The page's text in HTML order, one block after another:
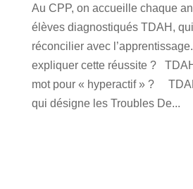
Au CPP, on accueille chaque
élèves diagnostiqués TDAH,
réconcilier avec
expliquer cette réussite ?
mot pour « hyperactif » ?
qui désigne les Troubles De...